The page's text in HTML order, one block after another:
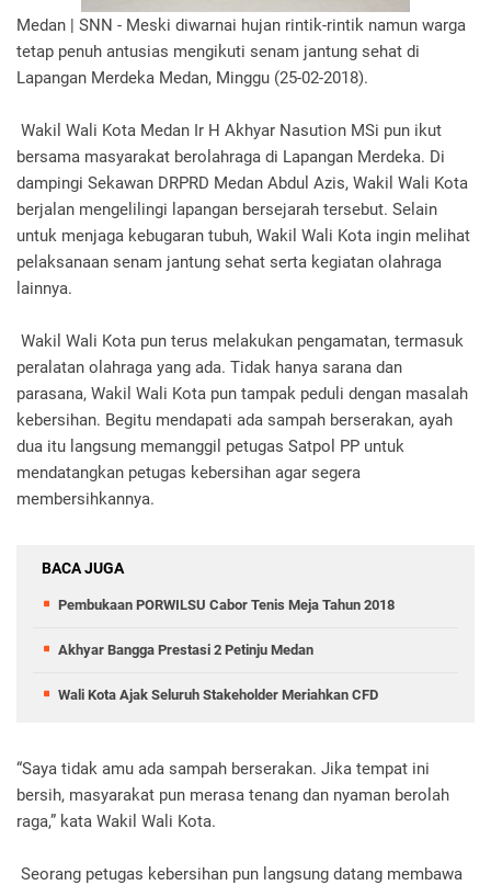
Medan | SNN - Meski diwarnai hujan rintik-rintik namun warga
tetap penuh antusias mengikuti senam jantung sehat di
Lapangan Merdeka Medan, Minggu (25-02-2018).
Wakil Wali Kota Medan Ir H Akhyar Nasution MSi pun ikut
bersama masyarakat berolahraga di Lapangan Merdeka. Di
dampingi Sekawan DRPRD Medan Abdul Azis, Wakil Wali Kota
berjalan mengelilingi lapangan bersejarah tersebut. Selain
untuk menjaga kebugaran tubuh, Wakil Wali Kota ingin melihat
pelaksanaan senam jantung sehat serta kegiatan olahraga
lainnya.
Wakil Wali Kota pun terus melakukan pengamatan, termasuk
peralatan olahraga yang ada. Tidak hanya sarana dan
parasana, Wakil Wali Kota pun tampak peduli dengan masalah
kebersihan. Begitu mendapati ada sampah berserakan, ayah
dua itu langsung memanggil petugas Satpol PP untuk
mendatangkan petugas kebersihan agar segera
membersihkannya.
BACA JUGA
Pembukaan PORWILSU Cabor Tenis Meja Tahun 2018
Akhyar Bangga Prestasi 2 Petinju Medan
Wali Kota Ajak Seluruh Stakeholder Meriahkan CFD
“Saya tidak amu ada sampah berserakan. Jika tempat ini
bersih, masyarakat pun merasa tenang dan nyaman berolah
raga,” kata Wakil Wali Kota.
Seorang petugas kebersihan pun langsung datang membawa